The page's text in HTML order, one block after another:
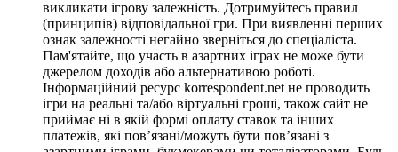
викликати ігрову залежність. Дотримуйтесь правил
(принципів) відповідальної гри. При виявленні перших
ознак залежності негайно зверніться до спеціаліста.
Пам'ятайте, що участь в азартних іграх не може бути
джерелом доходів або альтернативою роботі.
Інформаційний ресурс korrespondent.net не проводить
ігри на реальні та/або віртуальні гроші, також сайт не
приймає ні в якій формі оплату ставок та інших
платежів, які пов’язані/можуть бути пов’язані з